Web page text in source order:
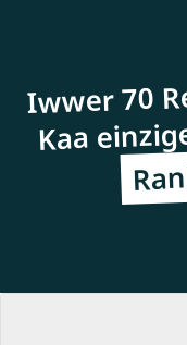
Iwwer 70
Kaa